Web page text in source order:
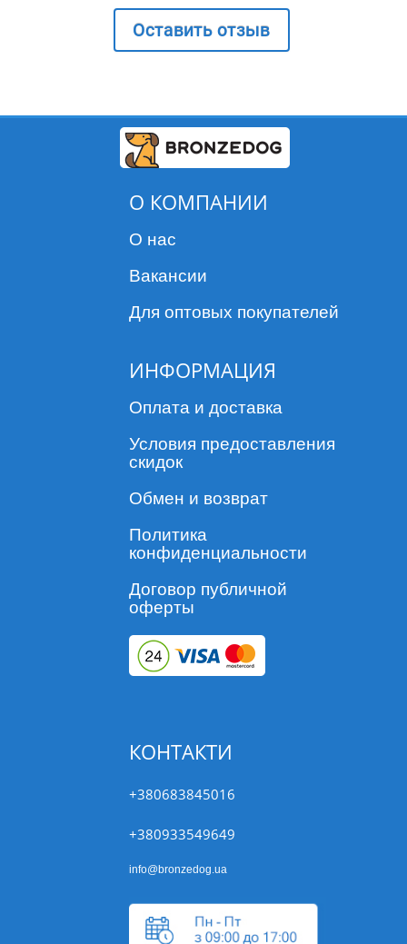
Оставить отзыв
О КОМПАНИИ
О нас
Вакансии
Для оптовых покупателей
ИНФОРМАЦИЯ
Оплата и доставка
Условия предоставления
скидок
Обмен и возврат
Политика
конфиденциальности
Договор публичной
оферты
КОНТАКТИ
+380683845016
+380933549649
info@bronzedog.ua